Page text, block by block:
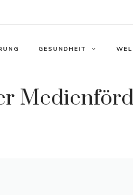
GESUNDHEIT